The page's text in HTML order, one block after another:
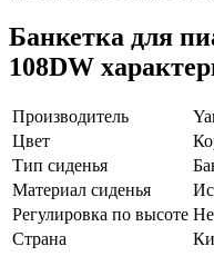
Банкетка для
108DW
Производитель
Цвет
Тип сиденья
Материал сиденья
Регулировка по высоте
Страна